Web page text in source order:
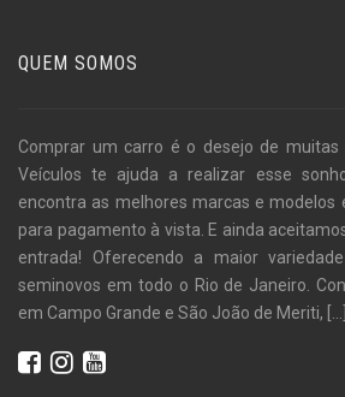
QUEM SOMOS
Comprar um carro é o desejo de muitas
Veículos te ajuda a realizar esse
encontra as melhores marcas e modelos
para pagamento à vista. E ainda
entrada! Oferecendo a maior
seminovos em todo o Rio de Janeiro.
em Campo Grande e São João de Meriti, [...]